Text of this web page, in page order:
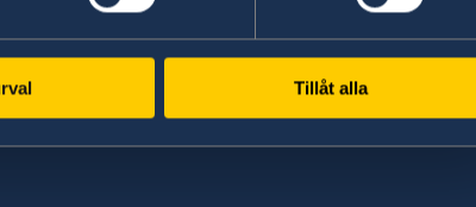
Tillåt alla